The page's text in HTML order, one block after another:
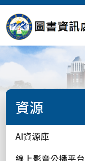
資源
AI資源庫
線上影音公播平台